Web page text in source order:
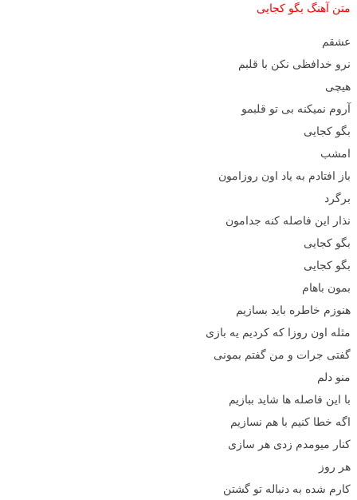
متن آهنگ بگو کجایی
عشقم
نرو خدافظی نکن با قلبم
هیچی
آروم نمیکنه بی تو قلبمو
بگو کجایی
امشب
باز افتادم به یاد اون روزامون
برگرد
نذار این فاصله کنه جدامون
بگو کجایی
بگو کجایی
بمون باهام
هنوزم خاطره باید بسازیم
مثله اون روزا که کردیم یه بازی
گفتی جرات و من گفتم بمونی
منو دلم
با این فاصله ها شاید ببازیم
اگه خطا کنیم با هم نسازیم
کنار میومدم زدی هر سازی
هر روز
کارم شده به دنباله تو گشتن